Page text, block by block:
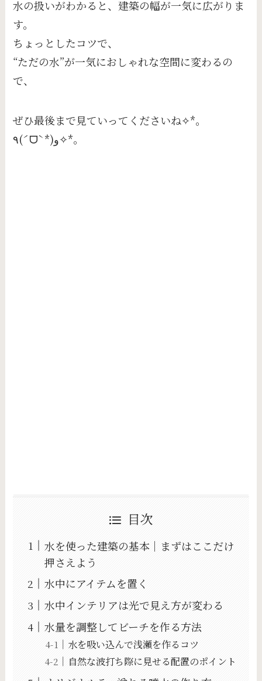
水の扱いがわかると、建築の幅が一気に広がりま
す。
ちょっとしたコツで、
“ただの水”が一気におしゃれな空間に変わるの
で、
ぜひ最後まで見ていってくださいね✧*｡
٩(ˊᗜˋ*)و✧*｡
目次
水を使った建築の基本｜まずはここだけ
押さえよう
水中にアイテムを置く
水中インテリアは光で見え方が変わる
水量を調整してビーチを作る方法
水を吸い込んで浅瀬を作るコツ
自然な波打ち際に見せる配置のポイント